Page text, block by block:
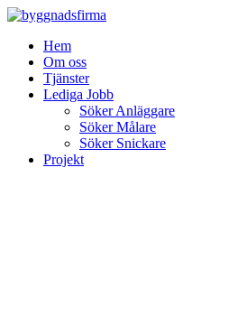
Skip
contentHem
Om oss
Tjänster
Lediga Jobb
Söker Anläggare
Söker Målare
Söker Snickare
Projekt